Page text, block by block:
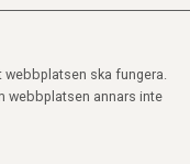
ska fungera.
webbplatsen annars inte